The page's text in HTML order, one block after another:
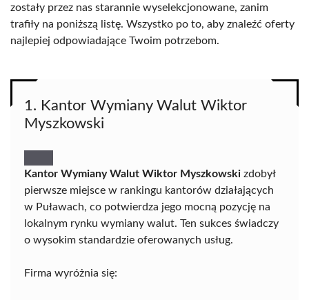
zostały przez nas starannie wyselekcjonowane, zanim
trafiły na poniższą listę. Wszystko po to, aby znaleźć oferty
najlepiej odpowiadające Twoim potrzebom.
1. Kantor Wymiany Walut Wiktor
Myszkowski
Kantor Wymiany Walut Wiktor Myszkowski zdobył
pierwsze miejsce w rankingu kantorów działających
w Puławach, co potwierdza jego mocną pozycję na
lokalnym rynku wymiany walut. Ten sukces świadczy
o wysokim standardzie oferowanych usług.
Firma wyróżnia się: